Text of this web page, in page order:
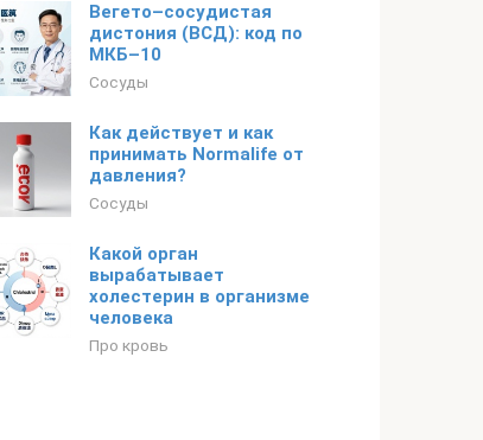
Вегето–сосудистая
дистония (ВСД): код по
МКБ–10
Сосуды
Как действует и как
принимать Normalife от
давления?
Сосуды
Какой орган
вырабатывает
холестерин в организме
человека
Про кровь